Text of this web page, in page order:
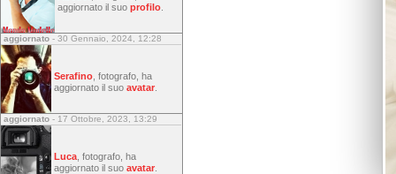
aggiornato il suo profilo
aggiornato - 30 Gennaio, 2024, 12:28
Serafino , fotografo, ha
aggiornato il suo avatar
aggiornato - 17 Ottobre, 2023, 13:29
Luca , fotografo, ha
aggiornato il suo avatar